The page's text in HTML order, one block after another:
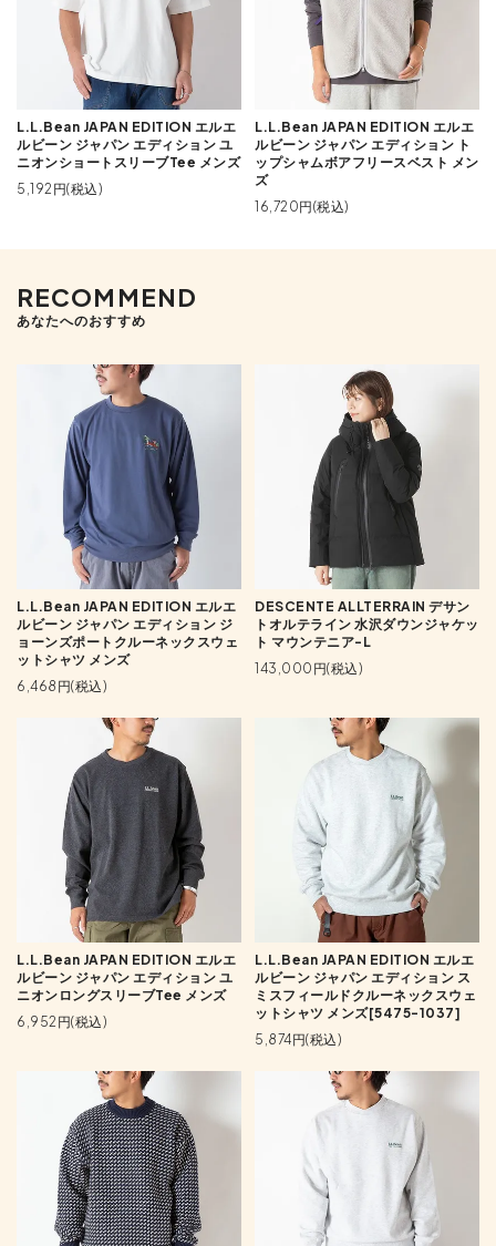
L.L.Bean JAPAN EDITION エルエ
ルビーン ジャパン エディション ユ
ニオンショートスリーブTee メンズ
5,192円(税込)
L.L.Bean JAPAN EDITION エルエ
ルビーン ジャパン エディション ト
ップシャムボアフリースベスト メン
ズ
16,720円(税込)
RECOMMEND
あなたへのおすすめ
L.L.Bean JAPAN EDITION エルエ
ルビーン ジャパン エディション ジ
ョーンズポートクルーネックスウェ
ットシャツ メンズ
6,468円(税込)
DESCENTE ALLTERRAIN デサン
トオルテライン 水沢ダウンジャケッ
ト マウンテニア-L
143,000円(税込)
L.L.Bean JAPAN EDITION エルエ
ルビーン ジャパン エディション ユ
ニオンロングスリーブTee メンズ
6,952円(税込)
L.L.Bean JAPAN EDITION エルエ
ルビーン ジャパン エディション ス
ミスフィールドクルーネックスウェ
ットシャツ メンズ[5475-1037]
5,874円(税込)